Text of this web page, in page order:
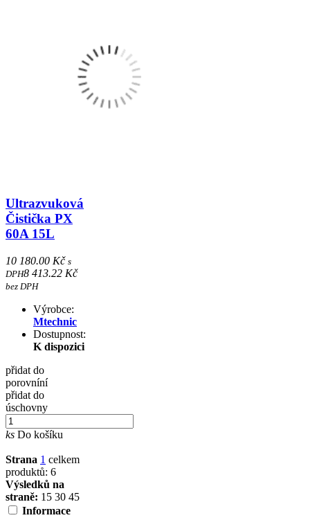
Ultrazvuková
Čistička PX
60A 15L
10 180.00 Kč s
DPH8 413.22 Kč
bez DPH
Výrobce:
Mtechnic
Dostupnost:
K dispozici
přidat do
porovníní
přidat do
úschovny
ks Do košíku
Strana 1 celkem
produktů: 6
Výsledků na
straně: 15 30 45
Informace